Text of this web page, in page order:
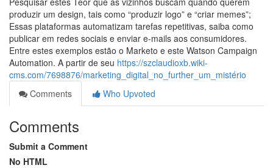
produzir um design, tais como “produzir logo” e “criar memes”;
Essas plataformas automatizam tarefas repetitivas, saiba como
publicar em redes sociais e enviar e-mails aos consumidores.
Entre estes exemplos estão o Marketo e este Watson Campaign
Automation. A partir de seu https://szclaudioxb.wiki-
cms.com/7698876/marketing_digital_no_further_um_mistério
Comments
Who Upvoted
Comments
Submit a Comment
No HTML